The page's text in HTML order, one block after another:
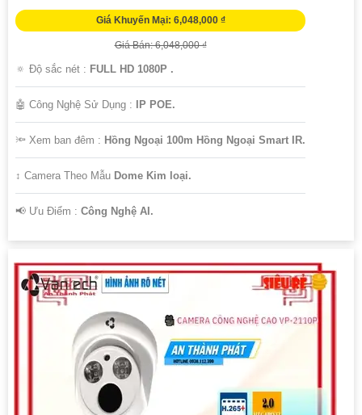
Giá Khuyến Mại: 6,048,000 ₫
Giá Bán: 6,048,000 ₫
🔅 Độ sắc nét : FULL HD 1080P .
🤖️ Công Nghệ Sử Dụng : IP POE.
🔦 Xem ban đêm : Hồng Ngoại 100m Hồng Ngoại Smart IR.
↕️ Camera Theo Mẫu Dome Kim loại.
️📢 Ưu Điểm : Công Nghệ AI.